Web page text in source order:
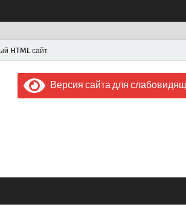
HTML сайт
1956 года
Версия сайта для